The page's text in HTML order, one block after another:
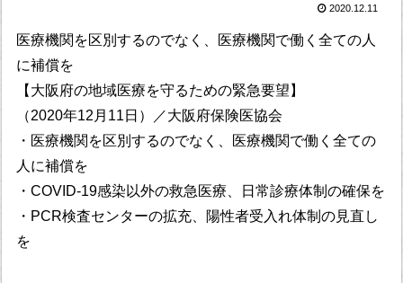
2020.12.11
医療機関を区別するのでなく、医療機関で働く全ての人
に補償を
【大阪府の地域医療を守るための緊急要望】
（2020年12月11日）／大阪府保険医協会
・医療機関を区別するのでなく、医療機関で働く全ての
人に補償を
・COVID-19感染以外の救急医療、日常診療体制の確保を
・PCR検査センターの拡充、陽性者受入れ体制の見直し
を